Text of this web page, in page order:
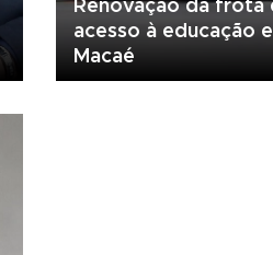
acesso à educação
Macaé